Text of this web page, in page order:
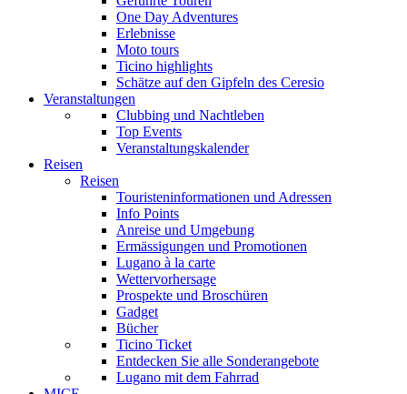
One Day Adventures
Erlebnisse
Moto tours
Ticino highlights
Schätze auf den Gipfeln des Ceresio
Veranstaltungen
Clubbing und Nachtleben
Top Events
Veranstaltungskalender
Reisen
Reisen
Touristeninformationen und Adressen
Info Points
Anreise und Umgebung
Ermässigungen und Promotionen
Lugano à la carte
Wettervorhersage
Prospekte und Broschüren
Gadget
Bücher
Ticino Ticket
Entdecken Sie alle Sonderangebote
Lugano mit dem Fahrrad